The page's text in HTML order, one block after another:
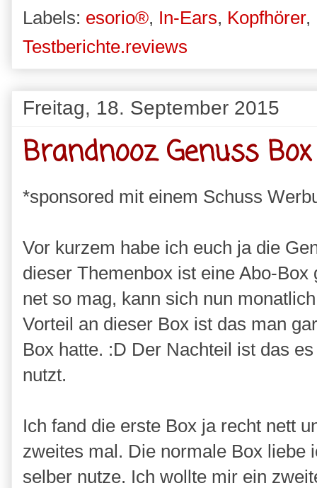
Labels: esorio®, In-Ears, Kopfhörer,
Testberichte.reviews
Freitag, 18. September 2015
Brandnooz Genuss
*sponsored mit einem Schuss
Vor kurzem habe ich euch ja die
dieser Themenbox ist eine Abo-
net so mag, kann sich nun
Vorteil an dieser Box ist das man
Box hatte. :D Der Nachteil ist das
nutzt.
Ich fand die erste Box ja recht nett
zweites mal. Die normale Box liebe
selber nutze. Ich wollte mir ein